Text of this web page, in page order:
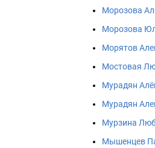
Морозова
Морозова
Морятов
Мостовая
Мурадян
Мурадян
Мурзина
Мышенцев